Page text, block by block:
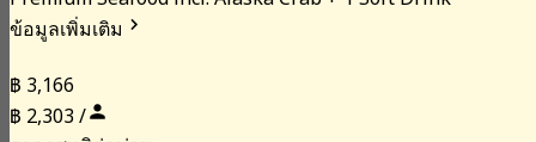
ข้อมูลเพิ่มเติม
฿ 3,166
฿ 2,303 /